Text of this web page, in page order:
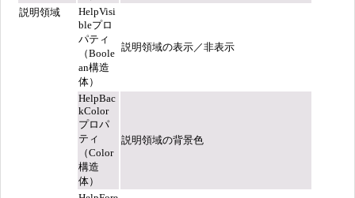
説明領域
HelpVisi
bleプロ
パティ
（Boole
an構造
体）
説明領域の表示／非表示
HelpBac
kColor
プロパ
ティ
（Color
構造
体）
説明領域の背景色